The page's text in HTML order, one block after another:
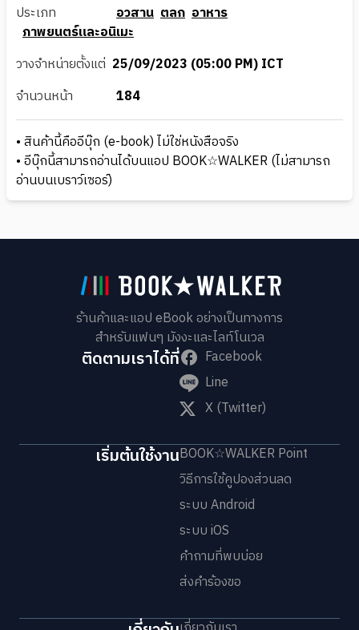
ประเภท
อวสาน ตลก อาหาร
ภาพยนตร์และอนิเมะ
วางจำหน่ายตั้งแต่ 25/09/2023 (05:00 PM) ICT
จำนวนหน้า
184
• สินค้านี้คืออีบุ๊ก (e-book) ไม่ใช่หนังสือจริง
• อีบุ๊กนี้สามารถอ่านได้บนแอป BOOK☆WALKER (ไม่สามารถ
อ่านบนเบราว์เซอร์)
ร้านค้าและแอป eBook อย่างเป็นทางการ
สำหรับแฟนๆ มังงะและไลท์โนเวล
ติดตามเราได้ที่
Facebook
Line
X (Twitter)
เริ่มต้นใช้งานBOOK☆WALKER Point
วิธีการใช้คูปองส่วนลด
ระบบ Android
ระบบ iOS
คำถามที่พบบ่อย
ส่งคำร้องขอ